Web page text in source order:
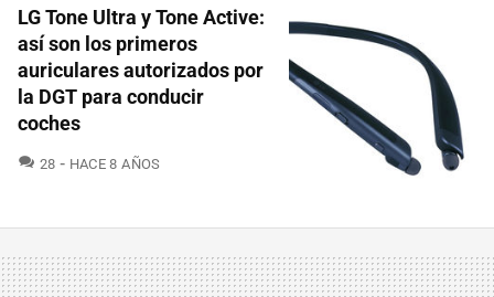
LG Tone Ultra y Tone Active:
así son los primeros
auriculares autorizados por
la DGT para conducir
coches
28 COMENTARIOS
HACE 8 AÑOS